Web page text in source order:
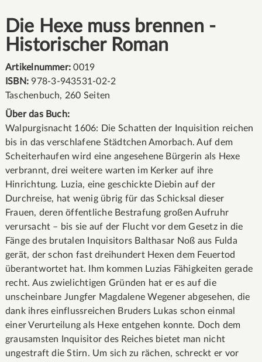
Die Hexe muss brennen -
Historischer Roman
Artikelnummer:0019
ISBN: 978-3-943531-02-2
Taschenbuch, 260 Seiten
Über das Buch:
Walpurgisnacht 1606: Die Schatten der Inquisition reichen
bis in das verschlafene Städtchen Amorbach. Auf dem
Scheiterhaufen wird eine angesehene Bürgerin als Hexe
verbrannt, drei weitere warten im Kerker auf ihre
Hinrichtung. Luzia, eine geschickte Diebin auf der
Durchreise, hat wenig übrig für das Schicksal dieser
Frauen, deren öffentliche Bestrafung großen Aufruhr
verursacht – bis sie auf der Flucht vor dem Gesetz in die
Fänge des brutalen Inquisitors Balthasar Noß aus Fulda
gerät, der schon fast dreihundert Hexen dem Feuertod
überantwortet hat. Ihm kommen Luzias Fähigkeiten gerade
recht. Aus zwielichtigen Gründen hat er es auf die
unscheinbare Jungfer Magdalene Wegener abgesehen, die
dank ihres einflussreichen Bruders Lukas schon einmal
einer Verurteilung als Hexe entgehen konnte. Doch dem
grausamsten Inquisitor des Reiches bietet man nicht
ungestraft die Stirn. Um sich zu rächen, schreckt er vor